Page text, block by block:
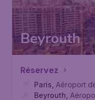
Beyrouth
Réservez
Paris Aéroport
Beyrouth